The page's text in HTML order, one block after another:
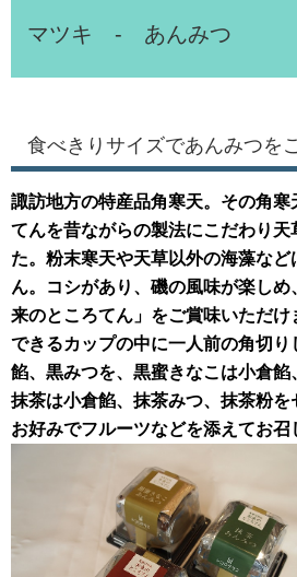
マツキ - あんみつ
食べきりサイズであんみつを
諏訪地方の特産品角寒天。その角寒
てんを昔ながらの製法にこだわり天
た。粉末寒天や天草以外の海藻な
ん。コシがあり、磯の風味が楽し
来のところてん」をご賞味いただけ
できるカップの中に一人前の角切
餡、黒みつを、黒蜜きなこは小倉餡
抹茶は小倉餡、抹茶みつ、抹茶粉を
お好みでフルーツなどを添えてお召